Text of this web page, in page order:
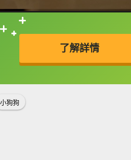
了解詳情
接查字典喔！
小狗狗